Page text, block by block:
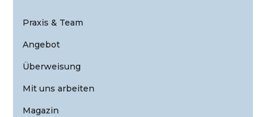
Praxis & Team
Angebot
Überweisung
Mit uns arbeiten
Magazin